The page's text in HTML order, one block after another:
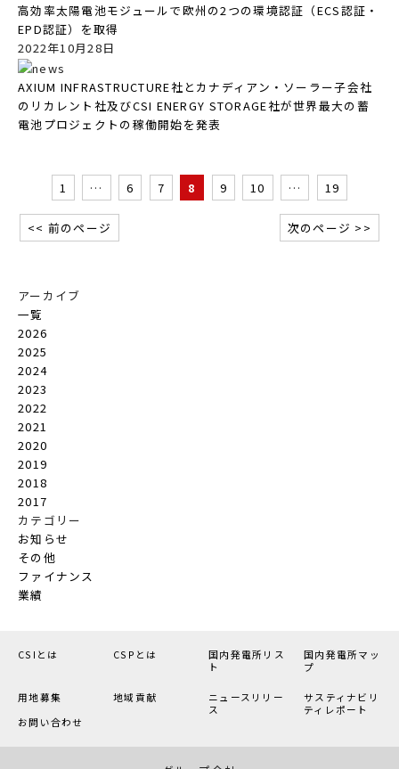
高効率太陽電池モジュールで欧州の2つの環境認証（ECS認証・
EPD認証）を取得
2022年10月28日
AXIUM INFRASTRUCTURE社とカナディアン・ソーラー子会社
のリカレント社及びCSI ENERGY STORAGE社が世界最大の蓄
電池プロジェクトの稼働開始を発表
<< 前のページ
1 … 6 7 8 9 10 … 19
次のページ >>
アーカイブ
一覧
2026
2025
2024
2023
2022
2021
2020
2019
2018
2017
カテゴリー
お知らせ
その他
ファイナンス
業績
CSIとは CSPとは
国内発電所リス
ト
国内発電所マッ
プ
用地募集 地域貢献
ニュースリリー
ス
サスティナビリ
ティレポート
お問い合わせ